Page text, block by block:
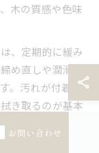
木の質感や色味
、定期的に緩み
め直しや潤滑油
。汚れが付着し
き取るのが基本
める恐れがある
お問い合わせ